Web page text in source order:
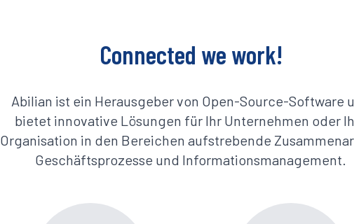
Connected we work!
Abilian ist ein Herausgeber von Open-Source-Software
bietet innovative Lösungen für Ihr Unternehmen oder
Organisation in den Bereichen aufstrebende
Geschäftsprozesse und Informationsmanagement.